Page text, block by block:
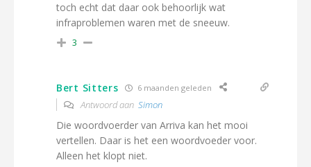
toch echt dat daar ook behoorlijk wat
infraproblemen waren met de sneeuw.
3
Bert Sitters 6 maanden geleden
Antwoord aan Simon
Die woordvoerder van Arriva kan het mooi
vertellen. Daar is het een woordvoeder voor.
Alleen het klopt niet.